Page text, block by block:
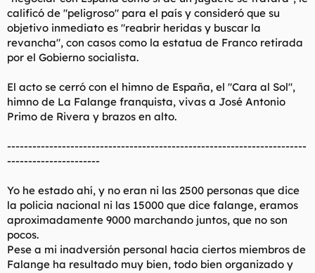
calificó de "peligroso" para el país y consideró que su
objetivo inmediato es "reabrir heridas y buscar la
revancha", con casos como la estatua de Franco retirada
por el Gobierno socialista.
El acto se cerró con el himno de España, el "Cara al Sol",
himno de La Falange franquista, vivas a José Antonio
Primo de Rivera y brazos en alto.
-----------------------------------------------------------------------
----------------------
Yo he estado ahí, y no eran ni las 2500 personas que dice
la policia nacional ni las 15000 que dice falange, eramos
aproximadamente 9000 marchando juntos, que no son
pocos.
Pese a mi inadversión personal hacia ciertos miembros de
Falange ha resultado muy bien, todo bien organizado y